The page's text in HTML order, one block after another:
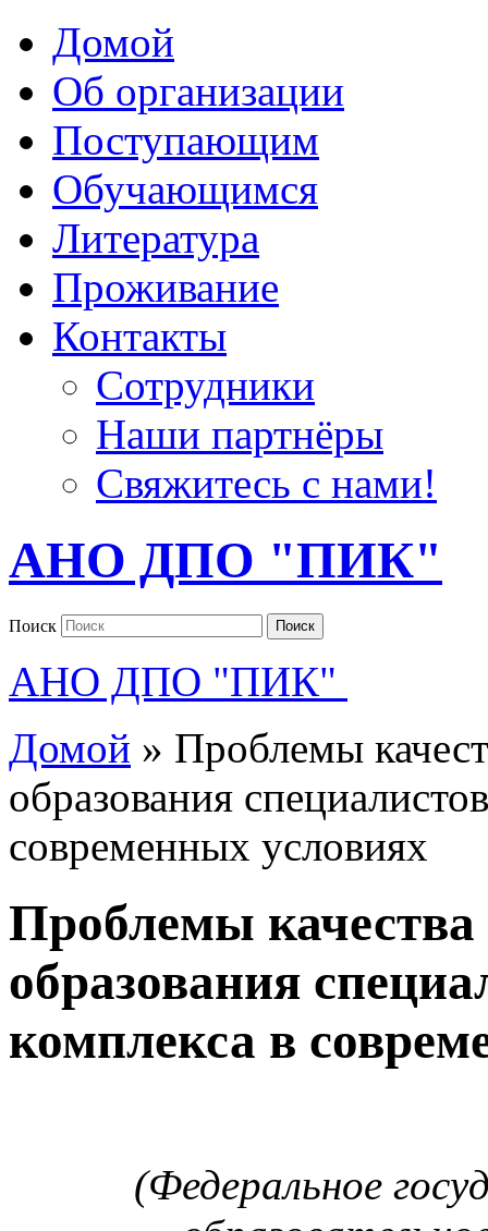
Домой
Об организации
Поступающим
Обучающимся
Литература
Проживание
Контакты
Сотрудники
Наши партнёры
Свяжитесь с нами!
АНО ДПО "ПИК"
Поиск Поиск
АНО ДПО "ПИК"
Домой » Проблемы
образования
современных условиях
Проблемы качества
образования
комплекса в
(Федеральное